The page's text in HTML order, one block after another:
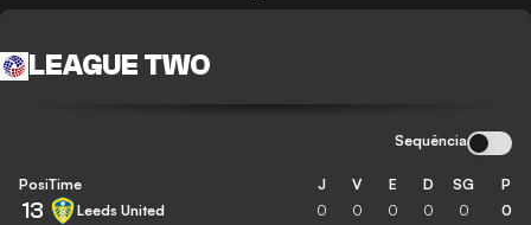
LEAGUE TWO
Sequência
Posição
Time J V E D SG P
13 Leeds United 0 0 0 0 0 0